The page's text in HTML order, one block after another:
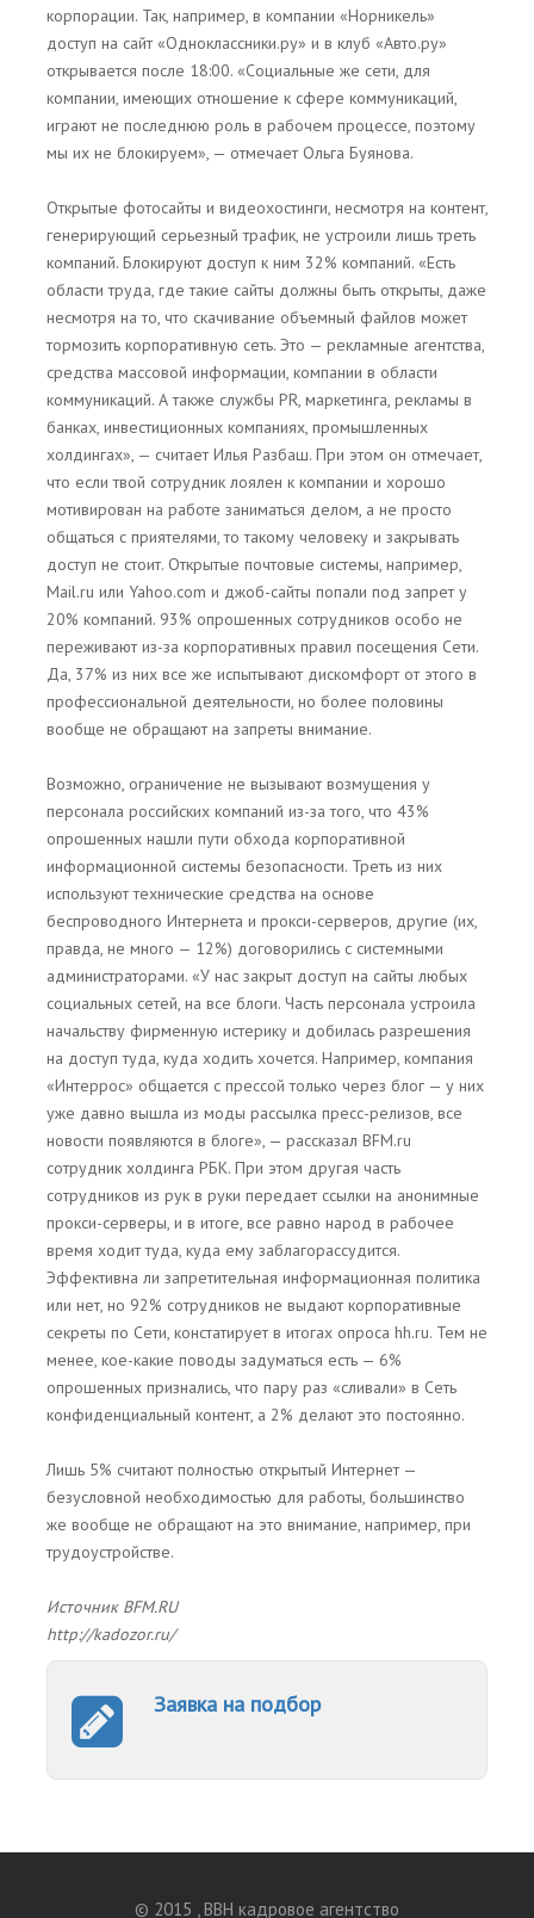
корпорации. Так, например, в компании «Норникель»
доступ на сайт «Одноклассники.ру» и в клуб «Авто.ру»
открывается после 18:00. «Социальные же сети, для
компании, имеющих отношение к сфере коммуникаций,
играют не последнюю роль в рабочем процессе, поэтому
мы их не блокируем», — отмечает Ольга Буянова.
Открытые фотосайты и видеохостинги, несмотря на контент,
генерирующий серьезный трафик, не устроили лишь треть
компаний. Блокируют доступ к ним 32% компаний. «Есть
области труда, где такие сайты должны быть открыты, даже
несмотря на то, что скачивание объемный файлов может
тормозить корпоративную сеть. Это — рекламные агентства,
средства массовой информации, компании в области
коммуникаций. А также службы PR, маркетинга, рекламы в
банках, инвестиционных компаниях, промышленных
холдингах», — считает Илья Разбаш. При этом он отмечает,
что если твой сотрудник лоялен к компании и хорошо
мотивирован на работе заниматься делом, а не просто
общаться с приятелями, то такому человеку и закрывать
доступ не стоит. Открытые почтовые системы, например,
Mail.ru или Yahoo.com и джоб-сайты попали под запрет у
20% компаний. 93% опрошенных сотрудников особо не
переживают из-за корпоративных правил посещения Сети.
Да, 37% из них все же испытывают дискомфорт от этого в
профессиональной деятельности, но более половины
вообще не обращают на запреты внимание.
Возможно, ограничение не вызывают возмущения у
персонала российских компаний из-за того, что 43%
опрошенных нашли пути обхода корпоративной
информационной системы безопасности. Треть из них
используют технические средства на основе
беспроводного Интернета и прокси-серверов, другие (их,
правда, не много — 12%) договорились с системными
администраторами. «У нас закрыт доступ на сайты любых
социальных сетей, на все блоги. Часть персонала устроила
начальству фирменную истерику и добилась разрешения
на доступ туда, куда ходить хочется. Например, компания
«Интеррос» общается с прессой только через блог — у них
уже давно вышла из моды рассылка пресс-релизов, все
новости появляются в блоге», — рассказал BFM.ru
сотрудник холдинга РБК. При этом другая часть
сотрудников из рук в руки передает ссылки на анонимные
прокси-серверы, и в итоге, все равно народ в рабочее
время ходит туда, куда ему заблагорассудится.
Эффективна ли запретительная информационная политика
или нет, но 92% сотрудников не выдают корпоративные
секреты по Сети, констатирует в итогах опроса hh.ru. Тем не
менее, кое-какие поводы задуматься есть — 6%
опрошенных признались, что пару раз «сливали» в Сеть
конфиденциальный контент, а 2% делают это постоянно.
Лишь 5% считают полностью открытый Интернет —
безусловной необходимостью для работы, большинство
же вообще не обращают на это внимание, например, при
трудоустройстве.
Источник BFM.RU
http://kadozor.ru/
Заявка на подбор
© 2015 , BBH кадровое агентство